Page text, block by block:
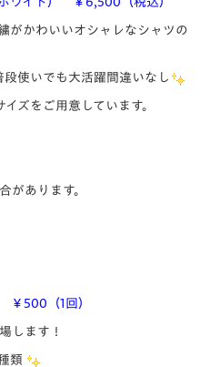
がかわいいオシャレなシャツの
使いでも大活躍間違いなし
ズをご用意しています。
があります。
￥500（1回）
します！
類